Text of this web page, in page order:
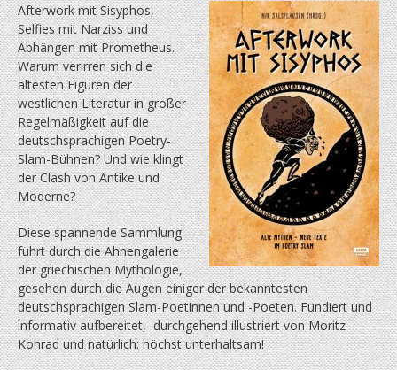
Afterwork mit Sisyphos,
Selfies mit Narziss und
Abhängen mit Prometheus.
Warum verirren sich die
ältesten Figuren der
westlichen Literatur in großer
Regelmäßigkeit auf die
deutschsprachigen Poetry-
Slam-Bühnen? Und wie klingt
der Clash von Antike und
Moderne?
Diese spannende Sammlung
führt durch die Ahnengalerie
der griechischen Mythologie,
gesehen durch die Augen einiger der bekanntesten
deutschsprachigen Slam-Poetinnen und -Poeten. Fundiert und
informativ aufbereitet, durchgehend illustriert von Moritz
Konrad und natürlich: höchst unterhaltsam!